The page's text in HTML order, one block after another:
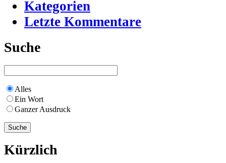
Kategorien
Letzte Kommentare
Suche
Alles
Ein Wort
Ganzer Ausdruck
Kürzlich